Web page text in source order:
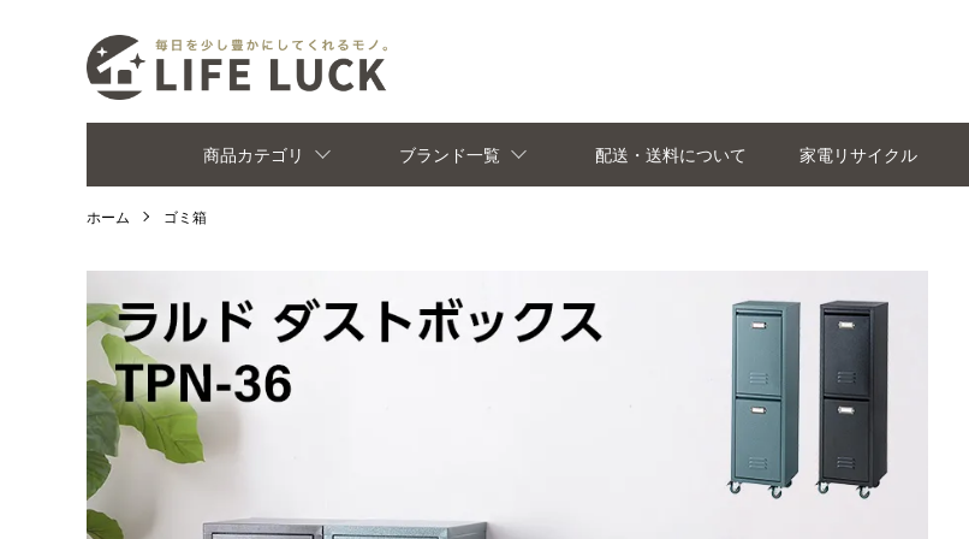
商品カテゴリ ブランド一覧 配送・送料について 家電リサイクル
ホーム ゴミ箱